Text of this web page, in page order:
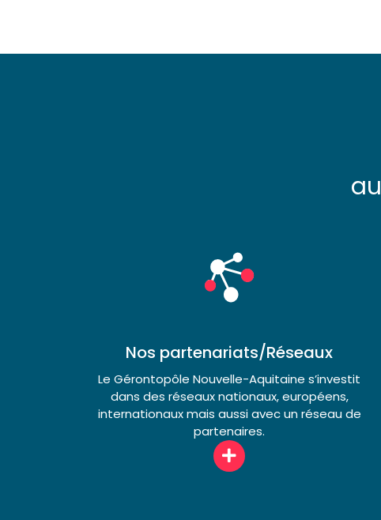
Nos partenariats/Réseaux​
Le Gérontopôle Nouvelle-Aquitaine s’investit
dans des réseaux nationaux, européens,
internationaux mais aussi avec un réseau de
partenaires.